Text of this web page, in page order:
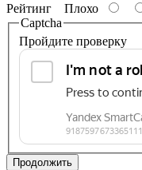
Рейтинг Плохо
Captcha
Пройдите проверку
Продолжить